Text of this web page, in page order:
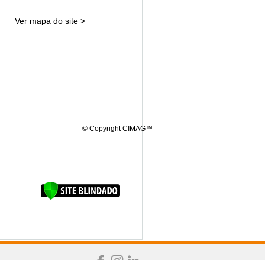
Ver mapa do site >
© Copyright CIMAG™